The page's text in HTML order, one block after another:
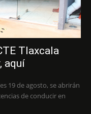
Tlaxcala
aquí
19 de agosto, se abrirán
de conducir en